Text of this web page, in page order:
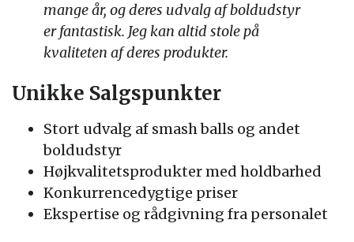
mange år, og deres udvalg af boldudstyr
er fantastisk. Jeg kan altid stole på
kvaliteten af deres produkter.
Unikke Salgspunkter
Stort udvalg af smash balls og andet
boldudstyr
Højkvalitetsprodukter med holdbarhed
Konkurrencedygtige priser
Ekspertise og rådgivning fra personalet